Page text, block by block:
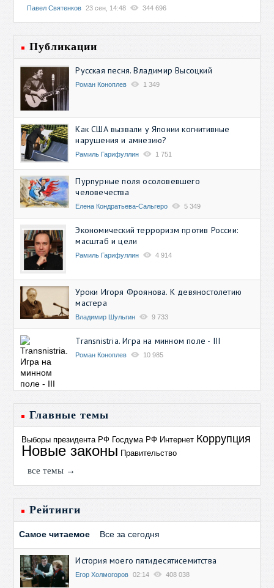
Павел Святенков 23 сен, 14:48 344 696
Публикации
Русская песня. Владимир Высоцкий
Роман Коноплев 1 349
Как США вызвали у Японии когнитивные
нарушения и амнезию?
Рамиль Гарифуллин 1 751
Пурпурные поля осоловевшего
человечества
Елена Кондратьева-Сальгеро 5 349
Экономический терроризм против России:
масштаб и цели
Рамиль Гарифуллин 4 914
Уроки Игоря Фроянова. К девяностолетию
мастера
Владимир Шульгин 9 733
Transnistria. Игра на минном поле - III
Роман Коноплев 10 985
Главные темы
Выборы президента РФ Госдума РФ Интернет Коррупция
Новые законы Правительство
все темы →
Рейтинги
Самое читаемое Все за сегодня
История моего пятидесятисемитства
Егор Холмогоров 02:14 408 038